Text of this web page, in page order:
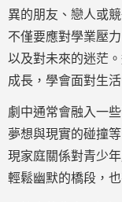
異的朋友、戀人或
不僅要應對學業壓
以及對未來的迷茫
成長，學會面對生
劇中通常會融入一
夢想與現實的碰撞
現家庭關係對青少
輕鬆幽默的橋段，